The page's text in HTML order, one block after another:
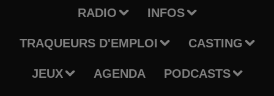
RADIO INFOS
TRAQUEURS D'EMPLOI CASTING
JEUX AGENDA PODCASTS